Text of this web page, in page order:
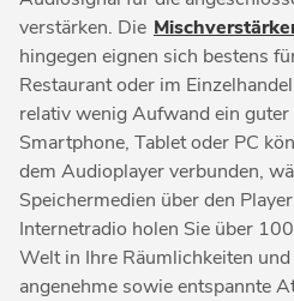
verstärken. Die
hingegen eignen sich bestens
Restaurant oder im
relativ wenig Aufwand ein
Smartphone, Tablet oder PC
dem Audioplayer verbunden,
Speichermedien über den
Internetradio holen Sie über
Welt in Ihre Räumlichkeiten
angenehme sowie entspannte